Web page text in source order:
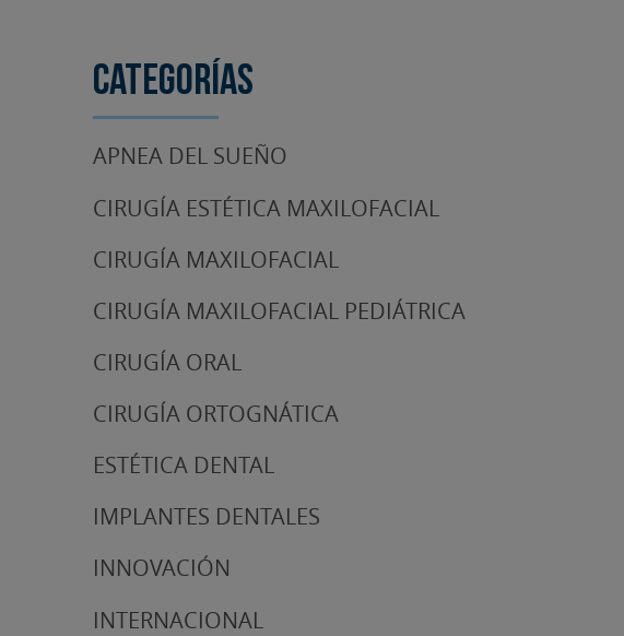
Categorías
APNEA DEL SUEÑO
CIRUGÍA ESTÉTICA MAXILOFACIAL
CIRUGÍA MAXILOFACIAL
CIRUGÍA MAXILOFACIAL PEDIÁTRICA
CIRUGÍA ORAL
CIRUGÍA ORTOGNÁTICA
ESTÉTICA DENTAL
IMPLANTES DENTALES
INNOVACIÓN
INTERNACIONAL